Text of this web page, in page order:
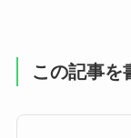
この記事を